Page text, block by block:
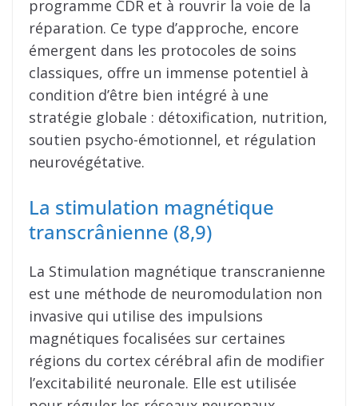
programme CDR et à rouvrir la voie de la
réparation. Ce type d’approche, encore
émergent dans les protocoles de soins
classiques, offre un immense potentiel à
condition d’être bien intégré à une
stratégie globale : détoxification, nutrition,
soutien psycho-émotionnel, et régulation
neurovégétative.
La stimulation magnétique
transcrânienne (8,9)
La Stimulation magnétique transcranienne
est une méthode de neuromodulation non
invasive qui utilise des impulsions
magnétiques focalisées sur certaines
régions du cortex cérébral afin de modifier
l’excitabilité neuronale. Elle est utilisée